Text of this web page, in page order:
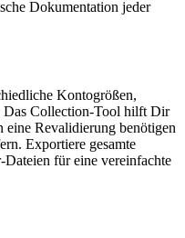
Dokumentation jeder
Kontogrößen,
Das Collection-Tool hilft Dir
eine Revalidierung benötigen
Exportiere gesamte
für eine vereinfachte